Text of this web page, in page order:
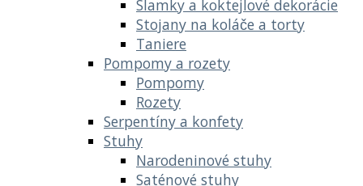
Slamky a koktejlové dekorácie
Stojany na koláče a torty
Taniere
Pompomy a rozety
Pompomy
Rozety
Serpentíny a konfety
Stuhy
Narodeninové stuhy
Saténové stuhy